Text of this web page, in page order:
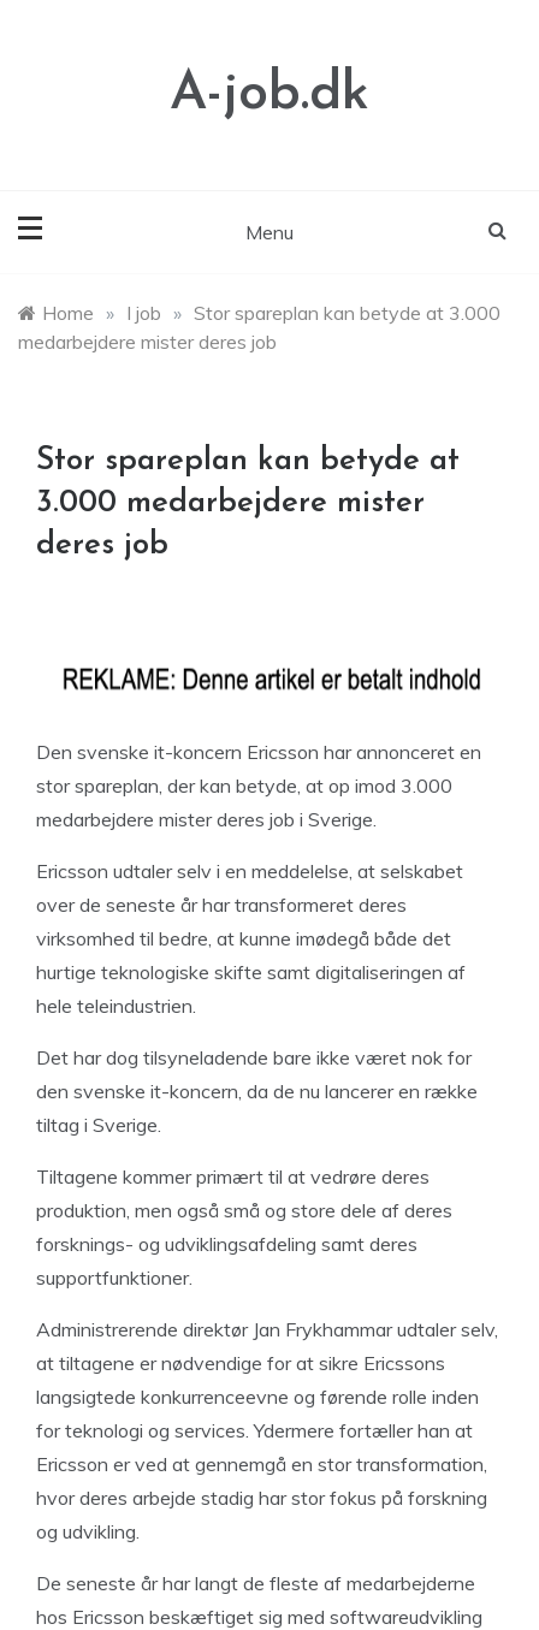
A-job.dk
Menu
Home » I job » Stor spareplan kan betyde at 3.000
medarbejdere mister deres job
Stor spareplan kan betyde at
3.000 medarbejdere mister
deres job
Den svenske it-koncern Ericsson har annonceret en
stor spareplan, der kan betyde, at op imod 3.000
medarbejdere mister deres job i Sverige.
Ericsson udtaler selv i en meddelelse, at selskabet
over de seneste år har transformeret deres
virksomhed til bedre, at kunne imødegå både det
hurtige teknologiske skifte samt digitaliseringen af
hele teleindustrien.
Det har dog tilsyneladende bare ikke været nok for
den svenske it-koncern, da de nu lancerer en række
tiltag i Sverige.
Tiltagene kommer primært til at vedrøre deres
produktion, men også små og store dele af deres
forsknings- og udviklingsafdeling samt deres
supportfunktioner.
Administrerende direktør Jan Frykhammar udtaler selv,
at tiltagene er nødvendige for at sikre Ericssons
langsigtede konkurrenceevne og førende rolle inden
for teknologi og services. Ydermere fortæller han at
Ericsson er ved at gennemgå en stor transformation,
hvor deres arbejde stadig har stor fokus på forskning
og udvikling.
De seneste år har langt de fleste af medarbejderne
hos Ericsson beskæftiget sig med softwareudvikling